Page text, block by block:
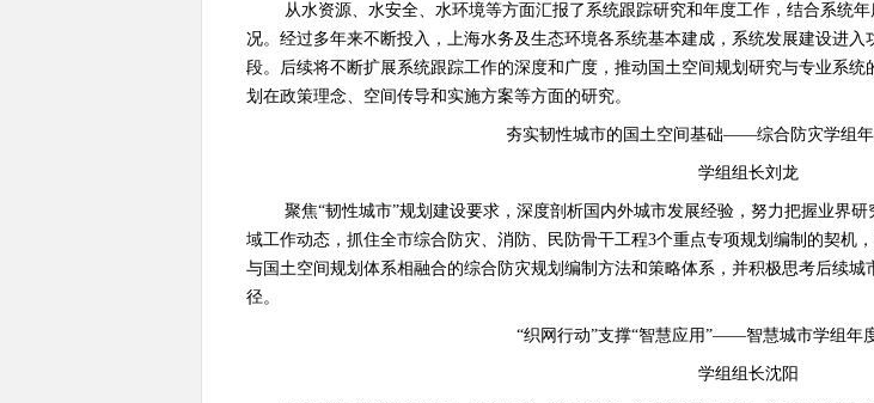
从水资源、水安全、水环境等方面汇报了系统跟踪研究和年度工作，结合系统
况。经过多年来不断投入，上海水务及生态环境各系统基本建成，系统发展建设进
段。后续将不断扩展系统跟踪工作的深度和广度，推动国土空间规划研究与专业系
划在政策理念、空间传导和实施方案等方面的研究。
夯实韧性城市的国土空间基础——综合防灾学组
学组组长刘龙
聚焦“韧性城市”规划建设要求，深度剖析国内外城市发展经验，努力把握业界
域工作动态，抓住全市综合防灾、消防、民防骨干工程3个重点专项规划编制的契机
与国土空间规划体系相融合的综合防灾规划编制方法和策略体系，并积极思考后续
径。
“织网行动”支撑“智慧应用”——智慧城市学组年
学组组长沈阳